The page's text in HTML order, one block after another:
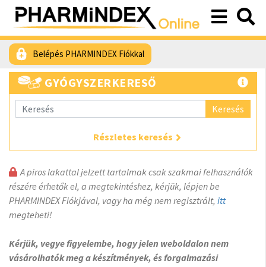
Belépés PHARMINDEX Fiókkal
GYÓGYSZERKERESŐ
Keresés
Részletes keresés
A piros lakattal jelzett tartalmak csak szakmai felhasználók
részére érhetők el, a megtekintéshez, kérjük, lépjen be
PHARMINDEX Fiókjával, vagy ha még nem regisztrált, itt
megteheti!
Kérjük, vegye figyelembe, hogy jelen weboldalon nem
vásárolhatók meg a készítmények, és forgalmazási